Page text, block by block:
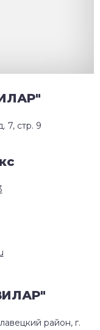
7, стр. 9
район, г.